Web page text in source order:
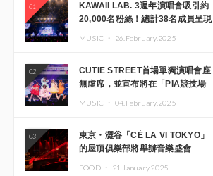
01
KAWAII LAB. 3週年演唱會吸引約
20,000名粉絲！總計38名成員呈現
MUSIC ・ 26.February.2025
02
CUTIE STREET首場單獨演唱會座
無虛席，並宣布將在「PIA競技場
MUSIC ・ 04.February.2025
03
東京・澀谷「CÉ LA VI TOKYO」
的屋頂俱樂部將舉辦音樂盛會
FOOD ・ 21.January.2025